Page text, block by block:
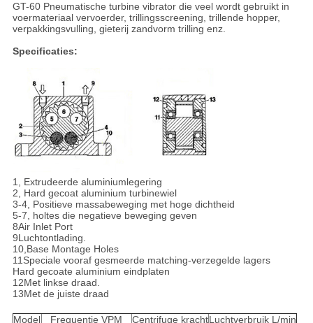
GT-60 Pneumatische turbine vibrator die veel wordt gebruikt in
voermateriaal vervoerder, trillingsscreening, trillende hopper,
verpakkingsvulling, gieterij zandvorm trilling enz.
Specificaties:
1, Extrudeerde aluminiumlegering
2, Hard gecoat aluminium turbinewiel
3-4, Positieve massabeweging met hoge dichtheid
5-7, holtes die negatieve beweging geven
8Air Inlet Port
9Luchtontlading.
10,Base Montage Holes
11Speciale vooraf gesmeerde matching-verzegelde lagers
Hard gecoate aluminium eindplaten
12Met linkse draad.
13Met de juiste draad
Model Frequentie VPM Centrifuge krachtLuchtverbruik L/min